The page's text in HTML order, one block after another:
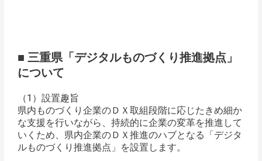
■ 三重県「デジタルものづくり推進拠点」
について
（1）設置趣旨
県内ものづくり企業のＤＸ取組段階に応じたきめ細か
な支援を行いながら、持続的に企業の変革を推進して
いくため、県内企業のＤＸ推進のハブとなる「デジタ
ルものづくり推進拠点」を設置します。